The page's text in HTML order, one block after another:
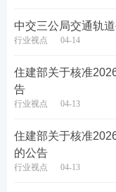
（一）无业绩：“
年新开工程，又无
（二）D等次：总
（三）C等次：总
（四）B等次：总
（五）A等次：本
中交三公局交通轨
行业视点 04-14
住建部关于核准
告
行业视点 04-13
住建部关于核准
的公告
行业视点 04-13